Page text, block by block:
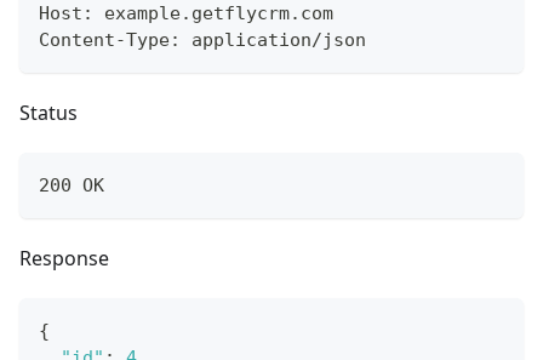
Host: example.getflycrm.com
Content-Type: application/json
Status
200 OK
Response
{